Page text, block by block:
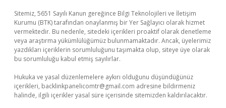
Sitemiz, 5651 Sayılı Kanun gereğince Bilgi Teknolojileri ve İletişim
Kurumu (BTK) tarafından onaylanmış bir Yer Sağlayıcı olarak hizmet
vermektedir. Bu nedenle, sitedeki içerikleri proaktif olarak denetleme
veya araştırma yükümlülüğümüz bulunmamaktadır. Ancak, üyelerimiz
yazdıkları içeriklerin sorumluluğunu taşımakta olup, siteye üye olarak
bu sorumluluğu kabul etmiş sayılırlar.
Hukuka ve yasal düzenlemelere aykırı olduğunu düşündüğünüz
içerikleri, backlinkpanelicomtr@gmail.com adresine bildirmeniz
halinde, ilgili içerikler yasal süre içerisinde sitemizden kaldırılacaktır.